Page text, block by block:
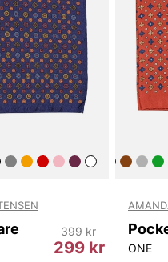
299 kr
399 kr
ONE